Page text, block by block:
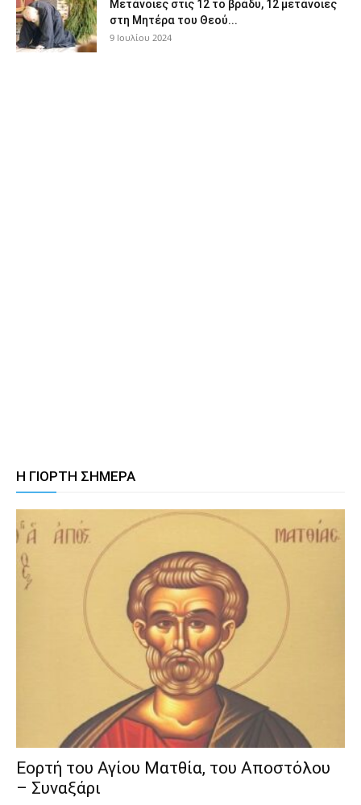
Μετάνοιες στις 12 το βράδυ, 12 μετάνοιες
στη Μητέρα του Θεού...
9 Ιουλίου 2024
Η ΓΙΟΡΤΗ ΣΗΜΕΡΑ
Εορτή του Αγίου Ματθία, του Αποστόλου
– Συναξάρι